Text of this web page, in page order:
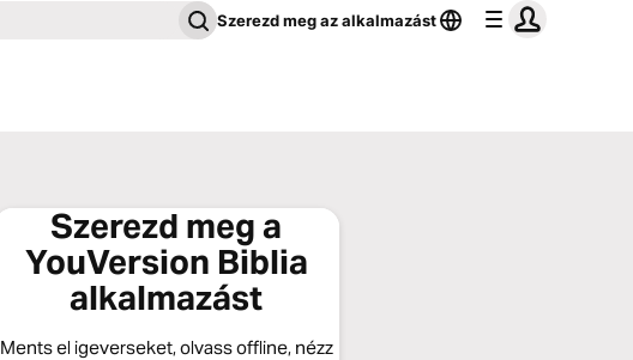
Szerezd meg az alkalmazást
Szerezd meg a
YouVersion Biblia
alkalmazást
Ments el igeverseket, olvass offline, nézz